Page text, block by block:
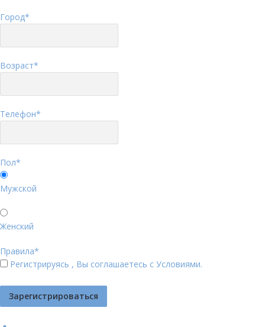
Город*
Возраст*
Телефон*
Пол*
Мужской
Женский
Правила*
Регистрируясь , Вы соглашаетесь с Условиями.